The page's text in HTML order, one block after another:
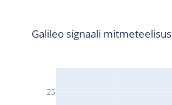
25
Galileo signaali mitmeteelisus